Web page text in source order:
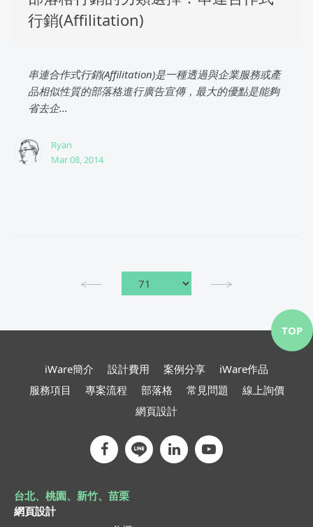
行銷(Affilitation)
串連合作式行銷(Affilitation)是一種透過與企業服務或產
品相似性質的部落格進行廣告宣傳，最大的優點是能夠
省去企...
Ryan
Mar 08, 2014
iWare簡介 設計費用 案例分享
iWare作品
服務項目
專案流程 部落格 常見問題
線上詢價
網頁設計
台北、桃園、新竹、苗栗
網頁設計
TOP